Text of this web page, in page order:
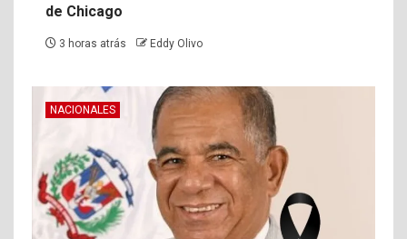
de Chicago
3 horas atrás Eddy Olivo
NACIONALES